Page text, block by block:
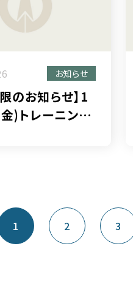
お知らせ
のお知らせ】1
)トレーニング
1 2 3